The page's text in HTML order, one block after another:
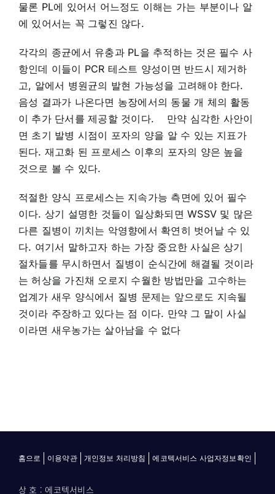
물론 PL에 있어서 어느정도 이해는 가는 부분이나 알
에 있어서는 꼭 그렇진 않다.
각각의 종균에서 유충과 PL을 추적하는 것은 필수 사
항인데 이들이 PCR 테스트 양성이면 반드시 제거하
고, 알에서 병원균의 발현 가능성을 고려해야 한다.
음성 결과가 나온다면 농장에서의 동물 개 체의 활동
이 추가 단서를 제공할 것이다. 만약 심각한 사안이
면 초기 발병 시점이 포자의 양을 알 수 있는 지표가
된다. 재고화 된 프로세스 이후의 포자의 양은 높을
것으로 볼 수 있다.
적절한 양식 프로세스는 지속가능 측면에 있어 필수
이다. 상기 설명한 것들이 일상화되면 WSSV 및 많은
다른 질병이 끼치는 악영향에서 확연히 벗어날 수 있
다. 여기서 말하고자 하는 가장 중요한 사실은 상기
절차들를 무시하면서 질병이 순식간에 해결될 것이라
는 허상을 가진채 오로지 수월한 방법만을 고수하는
업계가 새우 양식에서 질병 문제는 앞으로도 지속될
것이라 주장하고 있다는 점 이다. 만약 그 말이 사실
이라면 새우농가는 살아남을 수 없다
홈으로 이용약관 개인정보 처리방침 에코텍서비스 사업자정보확인
상 호 : 에코텍서비스